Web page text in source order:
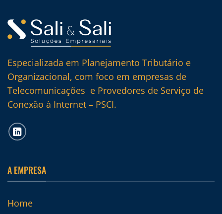
Especializada em Planejamento Tributário e
Organizacional, com foco em empresas de
Telecomunicações e Provedores de Serviço de
Conexão à Internet – PSCI.
A EMPRESA
Home